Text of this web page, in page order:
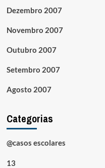
Dezembro 2007
Novembro 2007
Outubro 2007
Setembro 2007
Agosto 2007
Categorias
@casos escolares
13